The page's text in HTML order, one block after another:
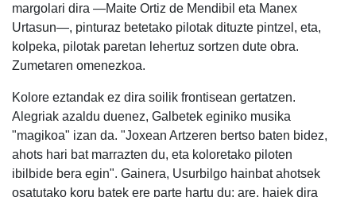
margolari dira —Maite Ortiz de Mendibil eta Manex
Urtasun—, pinturaz betetako pilotak dituzte pintzel, eta,
kolpeka, pilotak paretan lehertuz sortzen dute obra.
Zumetaren omenezkoa.
Kolore eztandak ez dira soilik frontisean gertatzen.
Alegriak azaldu duenez, Galbetek eginiko musika
"magikoa" izan da. "Joxean Artzeren bertso baten bidez,
ahots hari bat marrazten du, eta koloretako piloten
ibilbide bera egin". Gainera, Usurbilgo hainbat ahotsek
osatutako koru batek ere parte hartu du; are, haiek dira